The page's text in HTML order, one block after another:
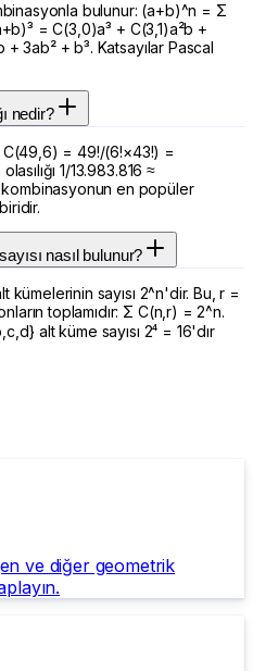
bulunur: (a+b)^n = Σ
= C(3,0)a³ + C(3,1)a²b +
3ab² + b³. Katsayılar Pascal
nedir?
C(49,6) = 49!/(6!×43!) =
1/13.983.816 ≈
en popüler
nasıl bulunur?
kümelerinin sayısı 2^n'dir. Bu, r =
toplamıdır: Σ C(n,r) = 2^n.
alt küme sayısı 2⁴ = 16'dır
ve diğer geometrik